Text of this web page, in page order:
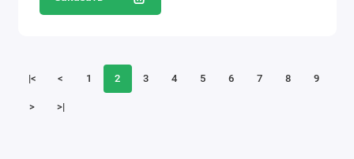
|< < 1 2 3 4 5 6 7 8 9
> >|